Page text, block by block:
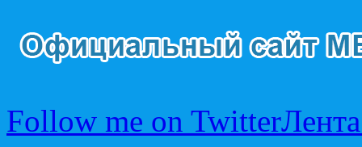
Follow me on Twitter